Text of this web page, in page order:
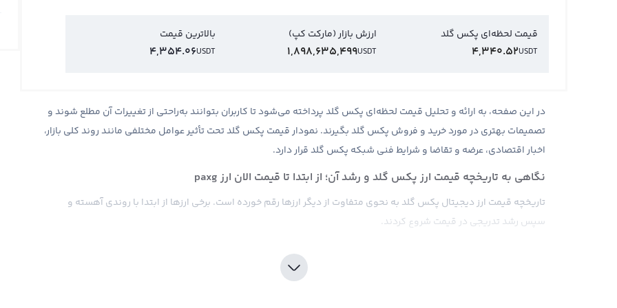
قیمت لحظه‌ای پکس گلد
USDT
4,340.52
ارزش بازار (مارکت کپ)
USDT
1,898,635,499
بالاترین قیمت
USDT
4,354.06
در این صفحه، به ارائه و تحلیل قیمت لحظه‌ای پکس گلد پرداخته می‌شود تا کاربران بتوانند به‌راحتی از تغییرات آن مطلع شوند و
تصمیمات بهتری در مورد خرید و فروش پکس گلد بگیرند. نمودار قیمت پکس گلد تحت تأثیر عوامل مختلفی مانند روند کلی بازار،
اخبار اقتصادی، عرضه و تقاضا و شرایط فنی شبکه پکس گلد قرار دارد.
نگاهی به تاریخچه قیمت ارز پکس گلد و رشد آن؛ از ابتدا تا قیمت الان ارز paxg
تاریخچه قیمت ارز دیجیتال پکس گلد به نحوی متفاوت از دیگر ارزها رقم خورده است. برخی ارزها از ابتدا با روندی آهسته و
سپس رشد تدریجی در قیمت شروع کردند.
پیشرفت‌های فنی، قیمت‌ آن‌ها رشد کند. عوامل مختلفی از جمله اخبار اقتصادی، تحولات تکنولوژیکی یا توسعه بازار می‌تواند